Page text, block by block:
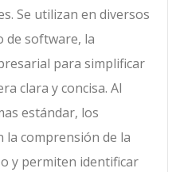
Se utilizan en diversos
de software, la
para simplificar
clara y concisa. Al
estándar, los
la comprensión de la
y permiten identificar